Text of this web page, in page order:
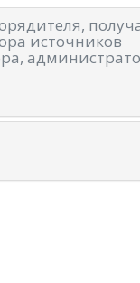
источников